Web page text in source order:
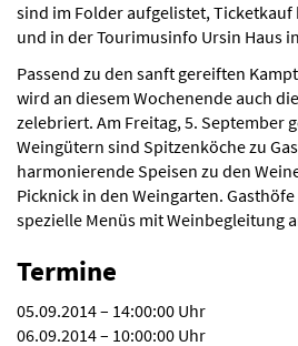
sind im Folder aufgelistet, Ticketkauf
und in der Tourimusinfo Ursin Haus
Passend zu den sanft gereiften
wird an diesem Wochenende auch
zelebriert. Am Freitag, 5. September
Weingütern sind Spitzenköche zu
harmonierende Speisen zu den
Picknick in den Weingarten.
spezielle Menüs mit Weinbegleitung
Termine
05.09.2014 – 14:00:00 Uhr
06.09.2014 – 10:00:00 Uhr